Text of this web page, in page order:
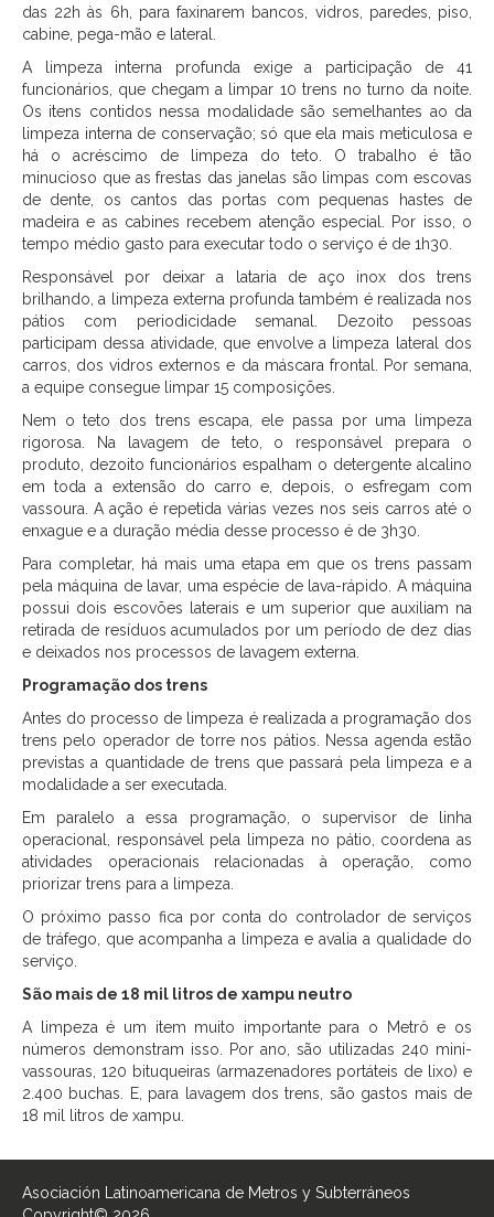
das 22h às 6h, para faxinarem bancos, vidros, paredes, piso,
cabine, pega-mão e lateral.
A limpeza interna profunda exige a participação de 41
funcionários, que chegam a limpar 10 trens no turno da noite.
Os itens contidos nessa modalidade são semelhantes ao da
limpeza interna de conservação; só que ela mais meticulosa e
há o acréscimo de limpeza do teto. O trabalho é tão
minucioso que as frestas das janelas são limpas com escovas
de dente, os cantos das portas com pequenas hastes de
madeira e as cabines recebem atenção especial. Por isso, o
tempo médio gasto para executar todo o serviço é de 1h30.
Responsável por deixar a lataria de aço inox dos trens
brilhando, a limpeza externa profunda também é realizada nos
pátios com periodicidade semanal. Dezoito pessoas
participam dessa atividade, que envolve a limpeza lateral dos
carros, dos vidros externos e da máscara frontal. Por semana,
a equipe consegue limpar 15 composições.
Nem o teto dos trens escapa, ele passa por uma limpeza
rigorosa. Na lavagem de teto, o responsável prepara o
produto, dezoito funcionários espalham o detergente alcalino
em toda a extensão do carro e, depois, o esfregam com
vassoura. A ação é repetida várias vezes nos seis carros até o
enxague e a duração média desse processo é de 3h30.
Para completar, há mais uma etapa em que os trens passam
pela máquina de lavar, uma espécie de lava-rápido. A máquina
possui dois escovões laterais e um superior que auxiliam na
retirada de resíduos acumulados por um período de dez dias
e deixados nos processos de lavagem externa.
Programação dos trens
Antes do processo de limpeza é realizada a programação dos
trens pelo operador de torre nos pátios. Nessa agenda estão
previstas a quantidade de trens que passará pela limpeza e a
modalidade a ser executada.
Em paralelo a essa programação, o supervisor de linha
operacional, responsável pela limpeza no pátio, coordena as
atividades operacionais relacionadas à operação, como
priorizar trens para a limpeza.
O próximo passo fica por conta do controlador de serviços
de tráfego, que acompanha a limpeza e avalia a qualidade do
serviço.
São mais de 18 mil litros de xampu neutro
A limpeza é um item muito importante para o Metrô e os
números demonstram isso. Por ano, são utilizadas 240 mini-
vassouras, 120 bituqueiras (armazenadores portáteis de lixo) e
2.400 buchas. E, para lavagem dos trens, são gastos mais de
18 mil litros de xampu.
Asociación Latinoamericana de Metros y Subterráneos